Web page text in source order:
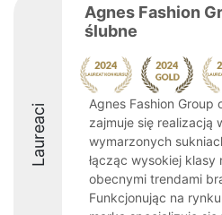
Laureaci
Agnes Fashion
ślubne
Agnes Fashion Group
zajmuje się realizacją
wymarzonych
łącząc wysokiej klasy
obecnymi trendami
Funkcjonując na